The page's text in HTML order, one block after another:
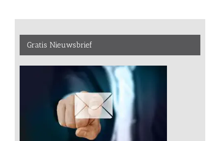
Gratis Nieuwsbrief